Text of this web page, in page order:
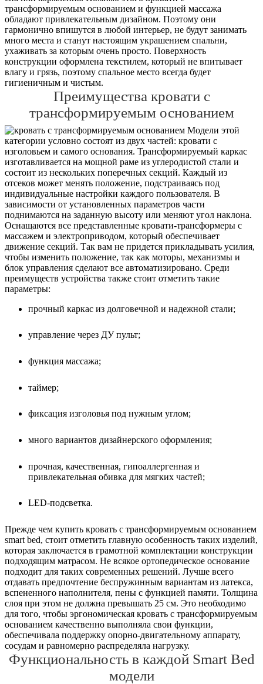
трансформируемым основанием и функцией массажа
обладают привлекательным дизайном. Поэтому они
гармонично впишутся в любой интерьер, не будут занимать
много места и станут настоящим украшением спальни,
ухаживать за которым очень просто. Поверхность
конструкции оформлена текстилем, который не впитывает
влагу и грязь, поэтому спальное место всегда будет
гигиеничным и чистым.
Преимущества кровати с
трансформируемым основанием
Модели этой
категории условно состоят из двух частей: кровати с
изголовьем и самого основания. Трансформируемый каркас
изготавливается на мощной раме из углеродистой стали и
состоит из нескольких поперечных секций. Каждый из
отсеков может менять положение, подстраиваясь под
индивидуальные настройки каждого пользователя. В
зависимости от установленных параметров части
поднимаются на заданную высоту или меняют угол наклона.
Оснащаются все представленные кровати-трансформеры с
массажем и электроприводом, который обеспечивает
движение секций. Так вам не придется прикладывать усилия,
чтобы изменить положение, так как моторы, механизмы и
блок управления сделают все автоматизировано. Среди
преимуществ устройства также стоит отметить такие
параметры:
прочный каркас из долговечной и надежной стали;
управление через ДУ пульт;
функция массажа;
таймер;
фиксация изголовья под нужным углом;
много вариантов дизайнерского оформления;
прочная, качественная, гипоаллергенная и
привлекательная обивка для мягких частей;
LED-подсветка.
Прежде чем купить кровать с трансформируемым основанием
smart bed, стоит отметить главную особенность таких изделий,
которая заключается в грамотной комплектации конструкции
подходящим матрасом. Не всякое ортопедическое основание
подходит для таких современных решений. Лучше всего
отдавать предпочтение беспружинным вариантам из латекса,
вспененного наполнителя, пены с функцией памяти. Толщина
слоя при этом не должна превышать 25 см. Это необходимо
для того, чтобы эргономическая кровать с трансформируемым
основанием качественно выполняла свои функции,
обеспечивала поддержку опорно-двигательному аппарату,
сосудам и равномерно распределяла нагрузку.
Функциональность в каждой Smart Bed
модели